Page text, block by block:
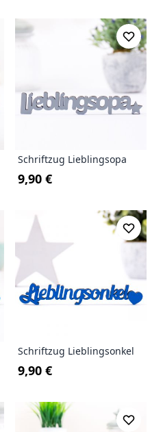
Schriftzug Lieblingsopa
9,90 €
Schriftzug Lieblingsonkel
9,90 €